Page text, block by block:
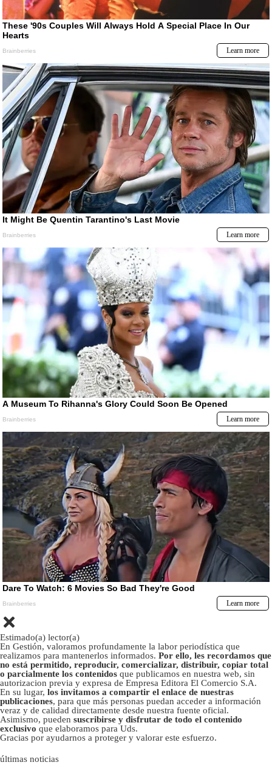
Estimado(a) lector(a)
En Gestión, valoramos profundamente la labor periodística que
realizamos para mantenerlos informados. Por ello, les recordamos que
no está permitido, reproducir, comercializar, distribuir, copiar total
o parcialmente los contenidos que publicamos en nuestra web, sin
autorizacion previa y expresa de Empresa Editora El Comercio S.A.
En su lugar, los invitamos a compartir el enlace de nuestras
publicaciones, para que más personas puedan acceder a información
veraz y de calidad directamente desde nuestra fuente oficial.
Asimismo, pueden suscribirse y disfrutar de todo el contenido
exclusivo que elaboramos para Uds.
Gracias por ayudarnos a proteger y valorar este esfuerzo.
últimas noticias